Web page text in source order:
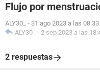
Flujo por
ALY30_ - 31 ago 2023 a las 08:33
ALY30_ - 2 sep 2023 a las
2 respuestas